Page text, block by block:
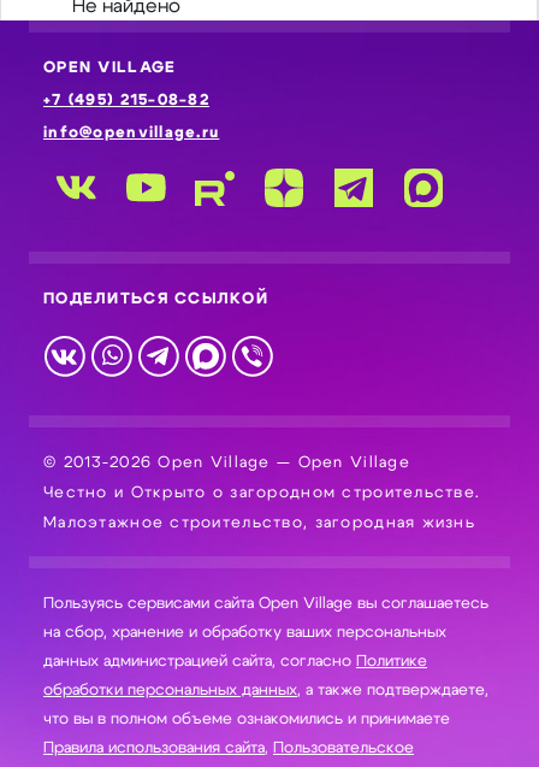
Не найдено
OPEN VILLAGE
+7 (495) 215-08-82
info@openvillage.ru
ПОДЕЛИТЬСЯ ССЫЛКОЙ
© 2013-2026 Open Village — Open Village
Честно и Открыто о загородном строительстве.
Малоэтажное строительство, загородная жизнь
Пользуясь сервисами сайта Open Village вы соглашаетесь
на сбор, хранение и обработку ваших персональных
данных администрацией сайта, согласно Политике
обработки персональных данных, а также подтверждаете,
что вы в полном объеме ознакомились и принимаете
Правила использования сайта, Пользовательское